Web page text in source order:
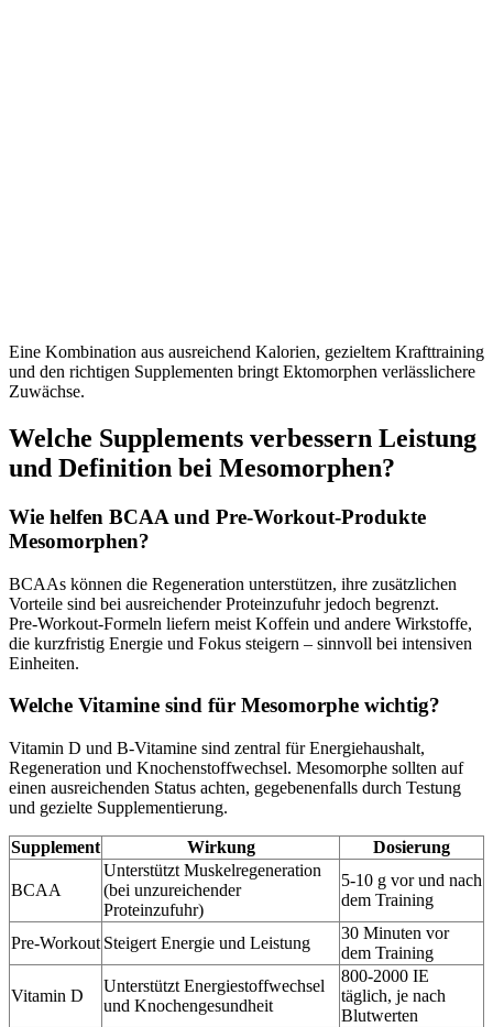
Eine Kombination aus ausreichend Kalorien, gezieltem Krafttraining
und den richtigen Supplementen bringt Ektomorphen verlässlichere
Zuwächse.
Welche Supplements verbessern Leistung
und Definition bei Mesomorphen?
Wie helfen BCAA und Pre‑Workout‑Produkte
Mesomorphen?
BCAAs können die Regeneration unterstützen, ihre zusätzlichen
Vorteile sind bei ausreichender Proteinzufuhr jedoch begrenzt.
Pre‑Workout‑Formeln liefern meist Koffein und andere Wirkstoffe,
die kurzfristig Energie und Fokus steigern – sinnvoll bei intensiven
Einheiten.
Welche Vitamine sind für Mesomorphe wichtig?
Vitamin D und B‑Vitamine sind zentral für Energiehaushalt,
Regeneration und Knochenstoffwechsel. Mesomorphe sollten auf
einen ausreichenden Status achten, gegebenenfalls durch Testung
und gezielte Supplementierung.
Supplement Wirkung Dosierung
BCAA
Unterstützt Muskelregeneration
(bei unzureichender
Proteinzufuhr)
5-10 g vor und nach
dem Training
Pre-Workout Steigert Energie und Leistung
30 Minuten vor
dem Training
Vitamin D
Unterstützt Energiestoffwechsel
und Knochengesundheit
800-2000 IE
täglich, je nach
Blutwerten